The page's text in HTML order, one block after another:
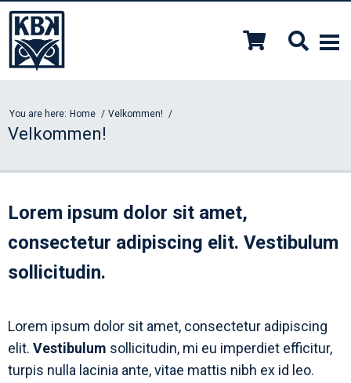
You are here: Home Velkommen!
Velkommen!
Lorem ipsum dolor sit amet,
consectetur adipiscing elit. Vestibulum
sollicitudin.
Lorem ipsum dolor sit amet, consectetur adipiscing
elit. Vestibulum sollicitudin, mi eu imperdiet efficitur,
turpis nulla lacinia ante, vitae mattis nibh ex id leo.